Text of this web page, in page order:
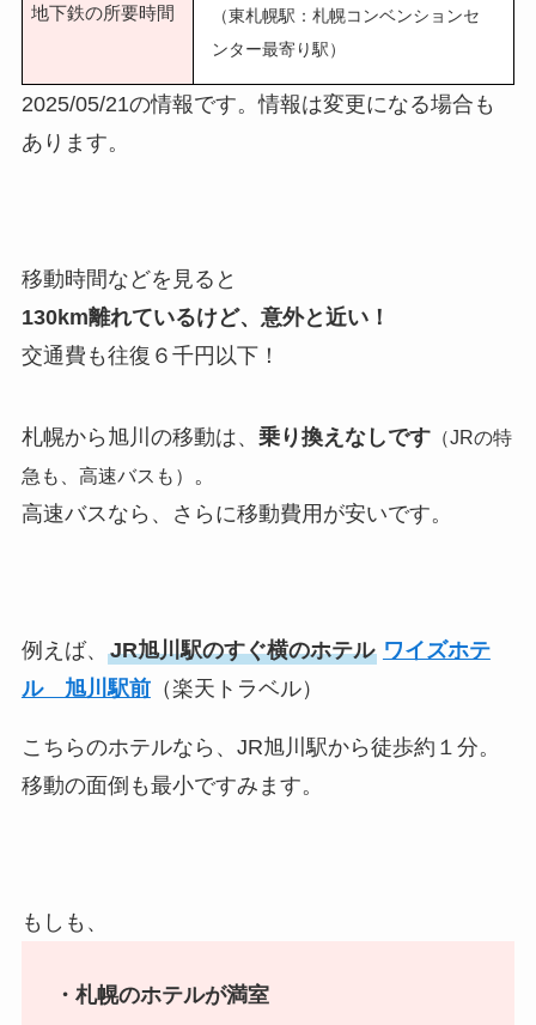
地下鉄の所要時間
（東札幌駅：札幌コンベンションセ
ンター最寄り駅）
2025/05/21の情報です。情報は変更になる場合も
あります。
移動時間などを見ると
130km離れているけど、意外と近い！
交通費も往復６千円以下！
札幌から旭川の移動は、 乗り換えなしです（JRの特
急も、高速バスも）
。
高速バスなら、さらに移動費用が安いです。
例えば、 JR旭川駅のすぐ横のホテル ワイズホテ
ル 旭川駅前（楽天トラベル）
こちらのホテルなら、JR旭川駅から徒歩約１分。
移動の面倒も最小ですみます。
もしも、
・札幌のホテルが満室